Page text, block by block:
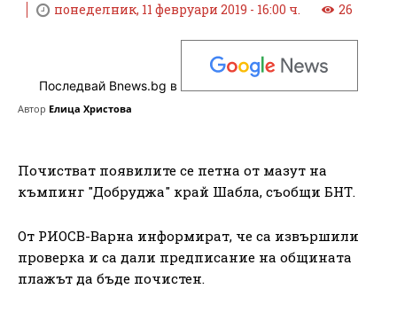
понеделник, 11 февруари 2019 - 16:00 ч. 26
Последвай Bnews.bg в
Автор Елица Христова
Почистват появилите се петна от мазут на
къмпинг "Добруджа" край Шабла, съобщи БНТ.
От РИОСВ-Варна информират, че са извършили
проверка и са дали предписание на общината
плажът да бъде почистен.